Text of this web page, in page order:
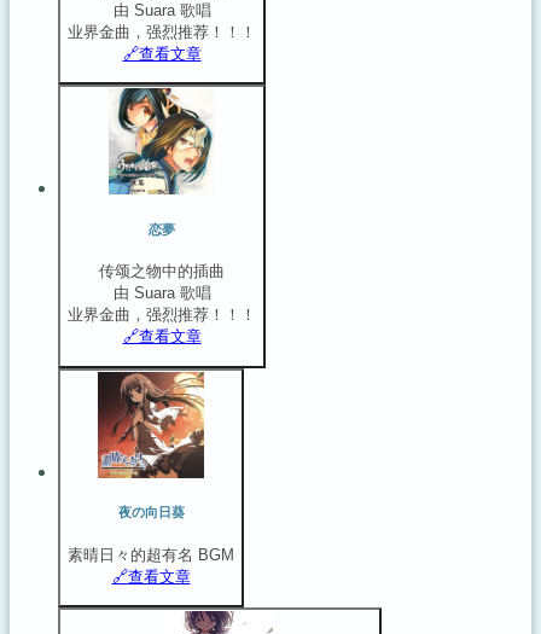
由 Suara 歌唱
业界金曲，强烈推荐！！！
🔗️查看文章
恋夢
传颂之物中的插曲
由 Suara 歌唱
业界金曲，强烈推荐！！！
🔗️查看文章
夜の向日葵
素晴日々的超有名 BGM
🔗️查看文章